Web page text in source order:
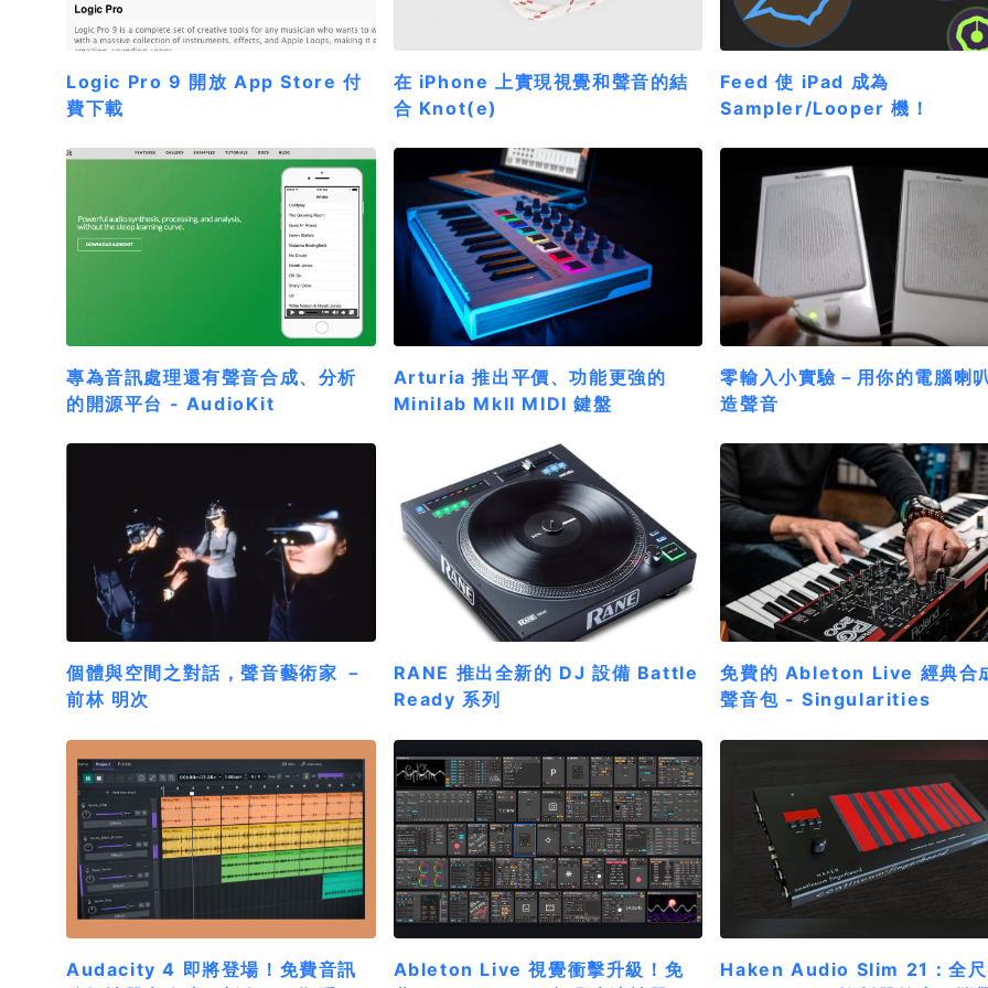
Logic Pro 9 開放 App Store 付
費下載
在 iPhone 上實現視覺和聲音的結
合 Knot(e)
Feed 使 iPad 成為
Sampler/Looper 機！
專為音訊處理還有聲音合成、分析
的開源平台 - AudioKit
Arturia 推出平價、功能更強的
Minilab MkII MIDI 鍵盤
零輸入小實驗－用你的電腦喇
造聲音
個體與空間之對話，聲音藝術家 －
前林 明次
RANE 推出全新的 DJ 設備 Battle
Ready 系列
免費的 Ableton Live 經典合
聲音包 - Singularities
Audacity 4 即將登場！免費音訊
Ableton Live 視覺衝擊升級！免
Haken Audio Slim 21：全